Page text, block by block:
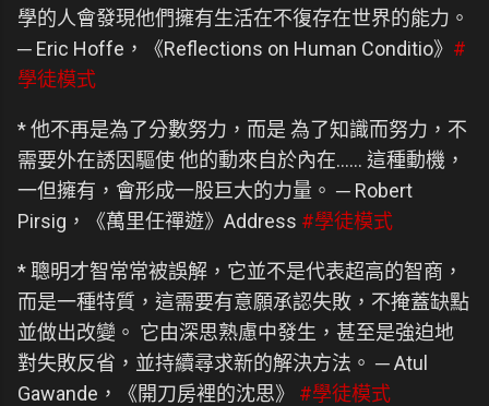
學的人會發現他們擁有生活在不復存在世界的能力。
─ Eric Hoffe，《Reflections on Human Conditio》 #
學徒模式
* 他不再是為了分數努力，而是 為了知識而努力，不
需要外在誘因驅使 他的動來自於內在…… 這種動機，
一但擁有，會形成一股巨大的力量。 ─ Robert
Pirsig，《萬里任禪遊》Address #學徒模式
* 聰明才智常常被誤解，它並不是代表超高的智商，
而是一種特質，這需要有意願承認失敗，不掩蓋缺點
並做出改變。 它由深思熟慮中發生，甚至是強迫地
對失敗反省，並持續尋求新的解決方法。 ─ Atul
Gawande，《開刀房裡的沈思》 #學徒模式